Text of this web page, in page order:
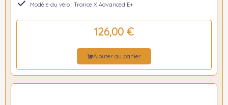
Modèle du vélo : Trance X Advanced E+
126,00 €
Ajouter au panier